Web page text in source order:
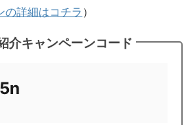
詳細はコチラ ）
介キャンペーンコード